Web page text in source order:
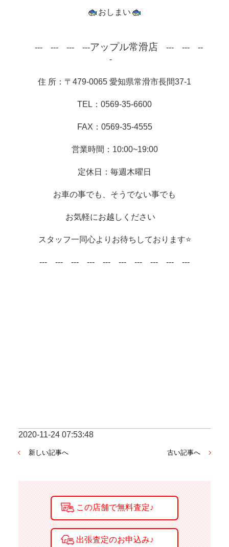
おしまい
---　---　---　---アップル常滑店 ---　---　--
-
住 所：〒479-0065 愛知県常滑市長間37-1
TEL：0569-35-6600
FAX：0569-35-4555
営業時間：10:00~19:00
定休日：毎週木曜日
お車の事でも、そうでない事でも
お気軽にお越しください
スタッフ一同心よりお待ちしております⭐
---　---　---　---　---　---　---　---　---　---
2020-11-24 07:53:48
新しい記事へ 古い記事へ